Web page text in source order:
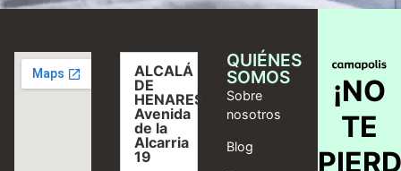
ALCALÁ
DE
HENARES,
Avenida
de la
Alcarria
19
QUIÉNES
SOMOS
Sobre
nosotros
Blog
¡NO
TE